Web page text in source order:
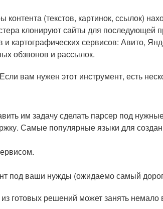
(текстов, картинок, ссылок)
клонируют сайты для последующей
картографических сервисов: Авито,
обзвонов и рассылок.
вам нужен этот инструмент, есть
им задачу сделать парсер под
Самые популярные языки для
под ваши нужды (ожидаемо самый
готовых решений может занять